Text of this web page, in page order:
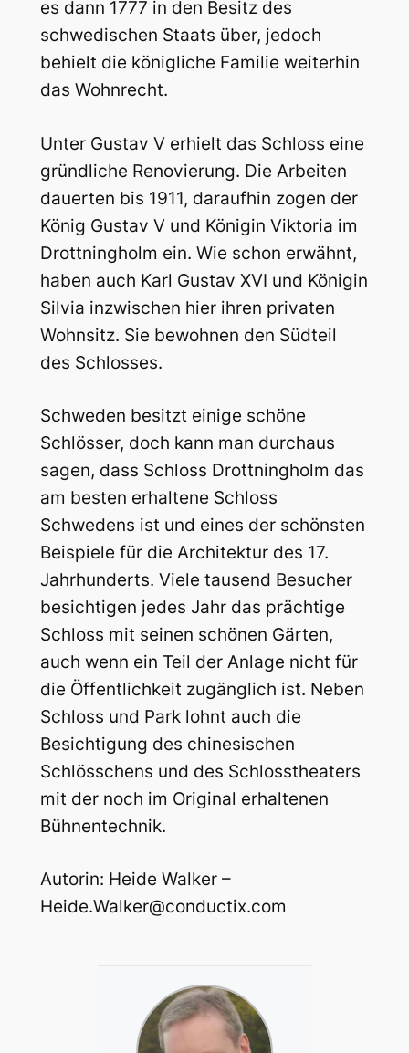
es dann 1777 in den Besitz des
schwedischen Staats über, jedoch
behielt die königliche Familie weiterhin
das Wohnrecht.
Unter Gustav V erhielt das Schloss eine
gründliche Renovierung. Die Arbeiten
dauerten bis 1911, daraufhin zogen der
König Gustav V und Königin Viktoria im
Drottningholm ein. Wie schon erwähnt,
haben auch Karl Gustav XVI und Königin
Silvia inzwischen hier ihren privaten
Wohnsitz. Sie bewohnen den Südteil
des Schlosses.
Schweden besitzt einige schöne
Schlösser, doch kann man durchaus
sagen, dass Schloss Drottningholm das
am besten erhaltene Schloss
Schwedens ist und eines der schönsten
Beispiele für die Architektur des 17.
Jahrhunderts. Viele tausend Besucher
besichtigen jedes Jahr das prächtige
Schloss mit seinen schönen Gärten,
auch wenn ein Teil der Anlage nicht für
die Öffentlichkeit zugänglich ist. Neben
Schloss und Park lohnt auch die
Besichtigung des chinesischen
Schlösschens und des Schlosstheaters
mit der noch im Original erhaltenen
Bühnentechnik.
Autorin: Heide Walker –
Heide.Walker@conductix.com